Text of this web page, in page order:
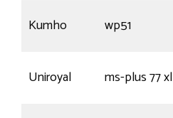
Kumho wp51
Uniroyal ms-plus 77 xl